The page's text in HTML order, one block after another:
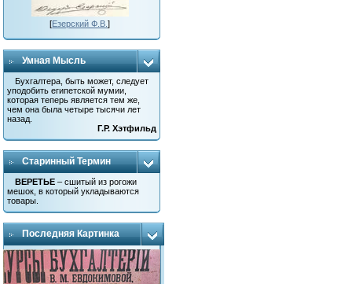
[Езерский Ф.В.]
Умная Мысль
Бухгалтера, быть может, следует
уподобить египетской мумии,
которая теперь является тем же,
чем она была четыре тысячи лет
назад.
Г.Р. Хэтфильд
Старинный Термин
ВЕРЕТЬЕ – сшитый из рогожи
мешок, в который укладываются
товары.
Последняя Картинка